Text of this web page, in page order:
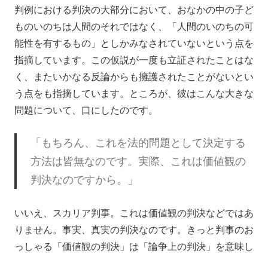
判例における判決の大部分において、おなかの中の子ど
ものいのちは人間のそれではなく、「人間のいのちの可
能性を有するもの」としかみなされていないという点を
指摘しています。この仮説が一度も立証されたことはな
く、またいかなる反論からも擁護されたことがないとい
う点をも指摘しています。ところが、彼はこんな大きな
問題について、口にしたのです。
「もちろん、これを法的問題として決定する
方法は皆無なのです。実際、これは価値観の
判決なのですから。」
いいえ、スカリア判事。これは価値観の判決などではあ
りません。事実、真実の判決なのです。きっと判事のお
っしゃる「価値観の判決」は「論争上の判決」を意味し